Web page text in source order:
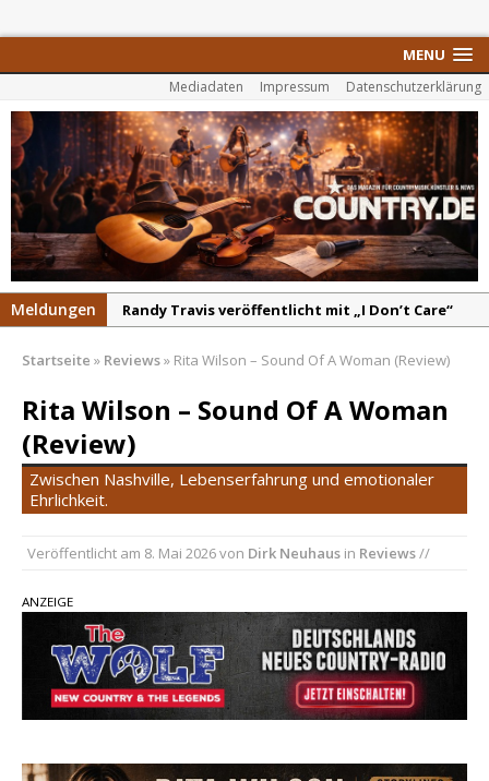
MENU
Mediadaten Impressum Datenschutzerklärung
Meldungen
Randy Travis veröffentlicht mit „I Don’t Care“
Danke für Euer Vertrauen: Country.de erreicht
täglich rund 10.000 Leser
Kacey Musgraves entführt Fans mit neuem
Video zu „Mexico Honey“
Carter Faith mit brandneuem Musikvideo zu
Son Volt – „Sound Signal Serenades“ erscheint
pez veröffentlicht neue Single „Late Night
Talks“ – eine Hymne auf unvergessliche
Sommernächte
Startseite » Reviews» Rita Wilson – Sound Of A Woman (Review)
Rita Wilson – Sound Of A Woman
(Review)
Zwischen Nashville, Lebenserfahrung und emotionaler
Ehrlichkeit.
Veröffentlicht am 8. Mai 2026von Dirk Neuhaus in Reviews//
ANZEIGE